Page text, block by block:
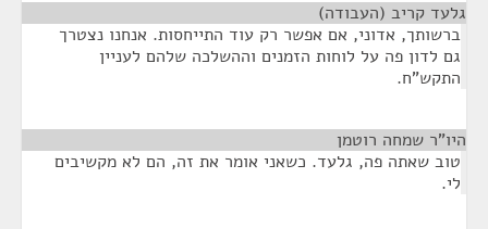
גלעד קריב (העבודה)
ברשותך, אדוני, אם אפשר רק עוד התייחסות. אנחנו נצטרך
גם לדון פה על לוחות הזמנים וההשלכה שלהם לעניין
התקש"ח.
היו"ר שמחה רוטמן
טוב שאתה פה, גלעד. כשאני אומר את זה, הם לא מקשיבים
לי.